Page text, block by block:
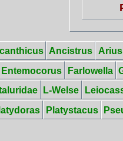
Ancistrus Arius
Entemocorus
Farlowella
L-Welse
Platystacus